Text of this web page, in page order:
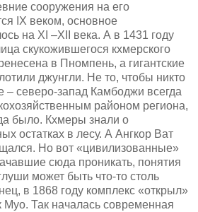
сооружения на его
IX веком, основное
на XI –XII
века. А в 1431 году
скукожившегося кхмерского
в Пномпень, а гигантские
джунгли. Не то, чтобы никто
– северо-запад Камбоджи всегда
районом региона,
было. Кхмеры знали о
остатках в лесу. А Ангкор Ват
Но вот «цивилизованные»
сюда проникать, понятия
может быть что-то столь
в 1868 году комплекс «открыл»
Муо. Так началась современная